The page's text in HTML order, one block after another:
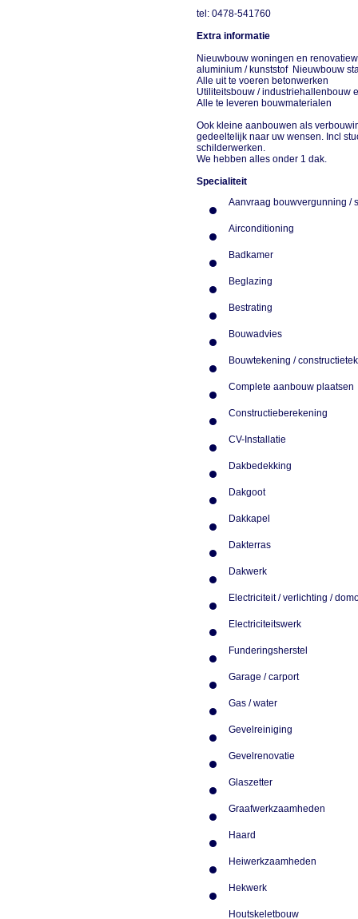
tel: 0478-541760
Extra informatie
Nieuwbouw woningen en
aluminium / kunststof Nieuwbouw
Alle uit te voeren betonwerken
Utiliteitsbouw / industriehallenbouw
Alle te leveren bouwmaterialen
Ook kleine aanbouwen als
gedeeltelijk naar uw wensen. Incl
schilderwerken.
We hebben alles onder 1 dak.
Specialiteit
Aanvraag bouwvergunning
Airconditioning
Badkamer
Beglazing
Bestrating
Bouwadvies
Bouwtekening /
Complete aanbouw
Constructieberekening
CV-Installatie
Dakbedekking
Dakgoot
Dakkapel
Dakterras
Dakwerk
Electriciteit / verlichting /
Electriciteitswerk
Funderingsherstel
Garage / carport
Gas / water
Gevelreiniging
Gevelrenovatie
Glaszetter
Graafwerkzaamheden
Haard
Heiwerkzaamheden
Hekwerk